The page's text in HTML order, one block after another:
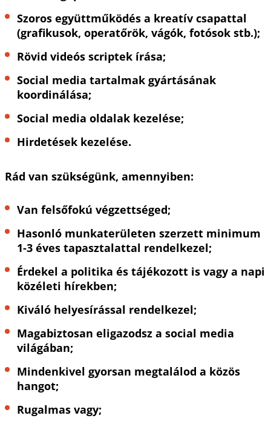
Szoros együttműködés a kreatív csapattal
(grafikusok, operatőrök, vágók, fotósok stb.);
Rövid videós scriptek írása;
Social media tartalmak gyártásának
koordinálása;
Social media oldalak kezelése;
Hirdetések kezelése.
Rád van szükségünk, amennyiben:
Van felsőfokú végzettséged;
Hasonló munkaterületen szerzett minimum
1-3 éves tapasztalattal rendelkezel;
Érdekel a politika és tájékozott is vagy a napi
közéleti hírekben;
Kiváló helyesírással rendelkezel;
Magabiztosan eligazodsz a social media
világában;
Mindenkivel gyorsan megtalálod a közös
hangot;
Rugalmas vagy;